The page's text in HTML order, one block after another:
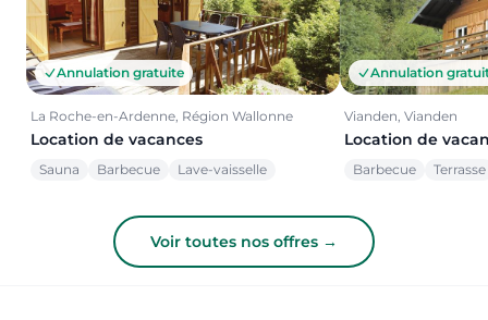
Annulation gratuite
La Roche-en-Ardenne, Région Wallonne
Location de vacances
Sauna Barbecue Lave-vaisselle
Annulation
Vianden, Vianden
Location de
Barbecue Terrasse
Voir toutes nos offres →